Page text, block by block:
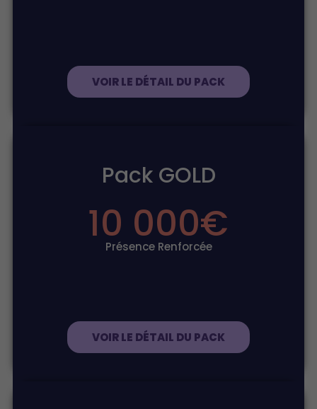
VOIR LE DÉTAIL DU PACK
Pack GOLD
10 000€
Présence Renforcée
VOIR LE DÉTAIL DU PACK